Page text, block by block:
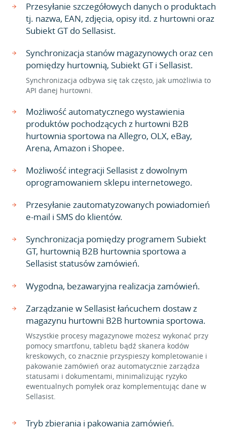
Przesyłanie szczegółowych danych o produktach
tj. nazwa, EAN, zdjęcia, opisy itd. z hurtowni oraz
Subiekt GT do Sellasist.
Synchronizacja stanów magazynowych oraz cen
pomiędzy hurtownią, Subiekt GT i Sellasist.
Synchronizacja odbywa się tak często, jak umożliwia to
API danej hurtowni.
Możliwość automatycznego wystawienia
produktów pochodzących z hurtowni B2B
hurtownia sportowa na Allegro, OLX, eBay,
Arena, Amazon i Shopee.
Możliwość integracji Sellasist z dowolnym
oprogramowaniem sklepu internetowego.
Przesyłanie zautomatyzowanych powiadomień
e-mail i SMS do klientów.
Synchronizacja pomiędzy programem Subiekt
GT, hurtownią B2B hurtownia sportowa a
Sellasist statusów zamówień.
Wygodna, bezawaryjna realizacja zamówień.
Zarządzanie w Sellasist łańcuchem dostaw z
magazynu hurtowni B2B hurtownia sportowa.
Wszystkie procesy magazynowe możesz wykonać przy
pomocy smartfonu, tabletu bądź skanera kodów
kreskowych, co znacznie przyspieszy kompletowanie i
pakowanie zamówień oraz automatycznie zarządza
statusami i dokumentami, minimalizując ryzyko
ewentualnych pomyłek oraz komplementując dane w
Sellasist.
Tryb zbierania i pakowania zamówień.